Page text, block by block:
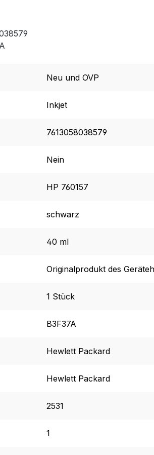
Neu und OVP
Inkjet
7613058038579
Nein
HP 760157
schwarz
40 ml
Originalprodukt des
1 Stück
B3F37A
Hewlett Packard
Hewlett Packard
2531
1